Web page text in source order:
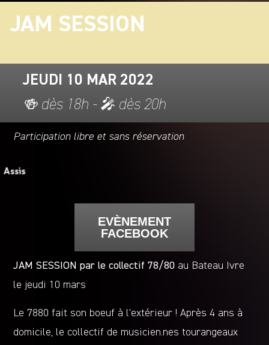
JAM SESSION
JEUDI 10 MAR 2022
🍻 dès 18h - 🎤 dès 20h
Participation libre et sans réservation
EVÈNEMENT
FACEBOOK
JAM SESSION par le collectif 78/80 au Bateau Ivre
le jeudi 10 mars
Le 7880 fait son boeuf à l’extérieur ! Après 4 ans à
domicile, le collectif de musicien.nes tourangeaux